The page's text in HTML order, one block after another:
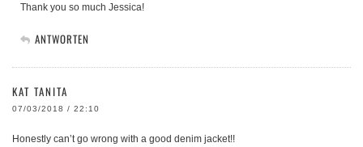
Thank you so much Jessica!
ANTWORTEN
KAT TANITA
07/03/2018 / 22:10
Honestly can’t go wrong with a good denim jacket!!